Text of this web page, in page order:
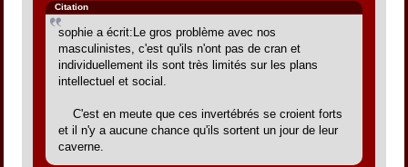
Citation
sophie a écrit:Le gros problème avec nos
masculinistes, c'est qu'ils n'ont pas de cran et
individuellement ils sont très limités sur les plans
intellectuel et social.
C'est en meute que ces invertébrés se croient forts
et il n'y a aucune chance qu'ils sortent un jour de leur
caverne.